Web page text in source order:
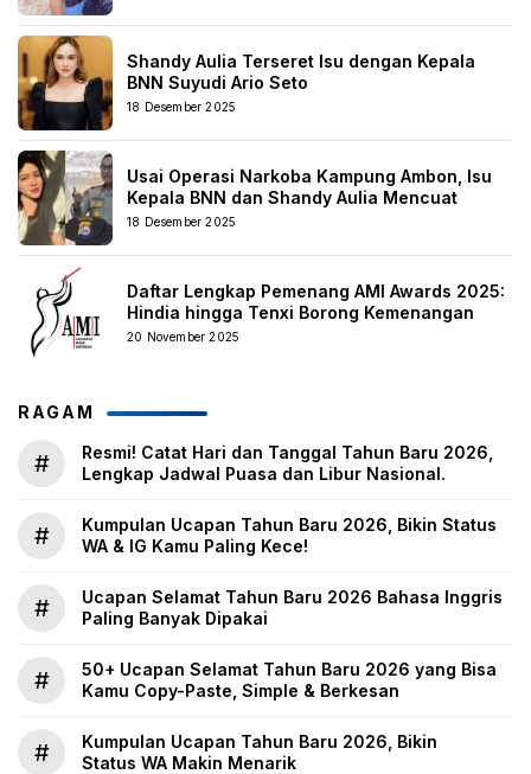
Shandy Aulia Terseret Isu dengan Kepala
BNN Suyudi Ario Seto
18 Desember 2025
Usai Operasi Narkoba Kampung Ambon, Isu
Kepala BNN dan Shandy Aulia Mencuat
18 Desember 2025
Daftar Lengkap Pemenang AMI Awards 2025:
Hindia hingga Tenxi Borong Kemenangan
20 November 2025
RAGAM
#
Resmi! Catat Hari dan Tanggal Tahun Baru 2026,
Lengkap Jadwal Puasa dan Libur Nasional.
#
Kumpulan Ucapan Tahun Baru 2026, Bikin Status
WA & IG Kamu Paling Kece!
#
Ucapan Selamat Tahun Baru 2026 Bahasa Inggris
Paling Banyak Dipakai
#
50+ Ucapan Selamat Tahun Baru 2026 yang Bisa
Kamu Copy-Paste, Simple & Berkesan
#
Kumpulan Ucapan Tahun Baru 2026, Bikin
Status WA Makin Menarik